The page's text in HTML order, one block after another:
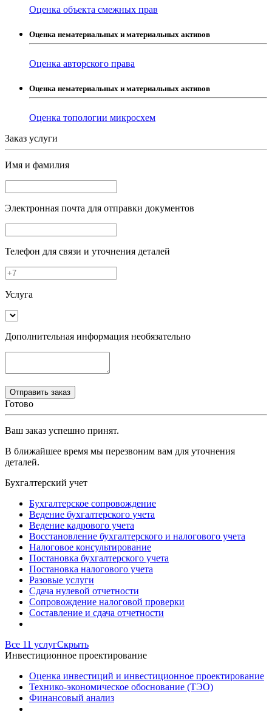
Оценка объекта смежных прав
Оценка нематериальных и материальных активов
Оценка авторского права
Оценка нематериальных и материальных активов
Оценка топологии микросхем
Заказ услуги
Имя и фамилия
Электронная почта для отправки документов
Телефон для связи и уточнения деталей
Услуга
Дополнительная информация необязательно
Готово
Ваш заказ успешно принят.
В ближайшее время мы перезвоним вам для уточнения
деталей.
Бухгалтерский учет
Бухгалтерское сопровождение
Ведение бухгалтерского учета
Ведение кадрового учета
Восстановление бухгалтерского и налогового учета
Налоговое консультирование
Постановка бухгалтерского учета
Постановка налогового учета
Разовые услуги
Сдача нулевой отчетности
Сопровождение налоговой проверки
Составление и сдача отчетности
Все 11 услугСкрыть
Инвестиционное проектирование
Оценка инвестиций и инвестиционное проектирование
Технико-экономическое обоснование (ТЭО)
Финансовый анализ